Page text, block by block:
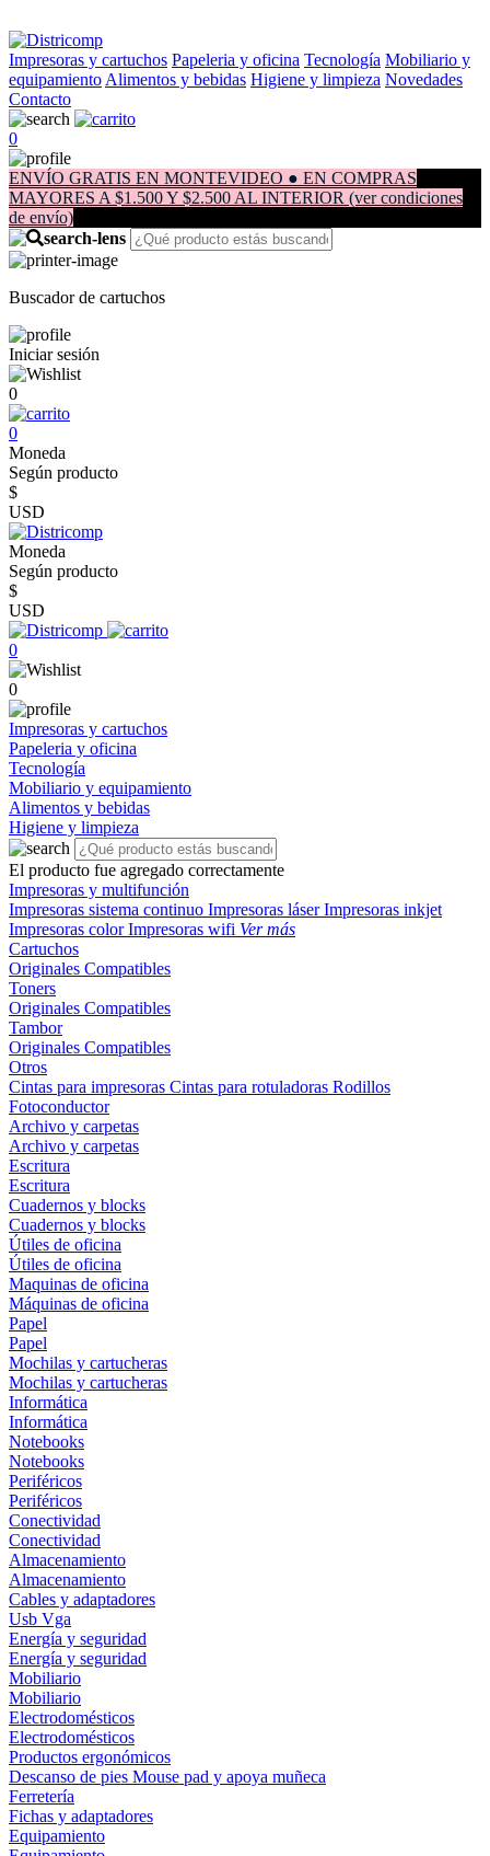
Impresoras y cartuchos Papeleria y oficina Tecnología Mobiliario y
equipamiento Alimentos y bebidas Higiene y limpieza Novedades
Contacto
0
ENVÍO GRATIS EN MONTEVIDEO ● EN COMPRAS
MAYORES A $1.500 Y $2.500 AL INTERIOR (ver condiciones
de envío)
Buscador de cartuchos
Iniciar sesión
0
0
Moneda
Según producto
$
USD
Moneda
Según producto
$
USD
0
0
Impresoras y cartuchos
Papeleria y oficina
Tecnología
Mobiliario y equipamiento
Alimentos y bebidas
Higiene y limpieza
El producto fue agregado correctamente
Impresoras y multifunción
Impresoras sistema continuo Impresoras láserImpresoras inkjet
Impresoras colorImpresoras wifi Ver más
Cartuchos
Originales Compatibles
Toners
Originales Compatibles
Tambor
Originales Compatibles
Otros
Cintas para impresoras Cintas para rotuladoras Rodillos
Fotoconductor
Archivo y carpetas
Archivo y carpetas
Escritura
Escritura
Cuadernos y blocks
Cuadernos y blocks
Útiles de oficina
Útiles de oficina
Maquinas de oficina
Máquinas de oficina
Papel
Papel
Mochilas y cartucheras
Mochilas y cartucheras
Informática
Informática
Notebooks
Notebooks
Periféricos
Periféricos
Conectividad
Conectividad
Almacenamiento
Almacenamiento
Cables y adaptadores
Usb Vga
Energía y seguridad
Energía y seguridad
Mobiliario
Mobiliario
Electrodomésticos
Electrodomésticos
Productos ergonómicos
Descanso de pies Mouse pad y apoya muñeca
Ferretería
Fichas y adaptadores
Equipamiento